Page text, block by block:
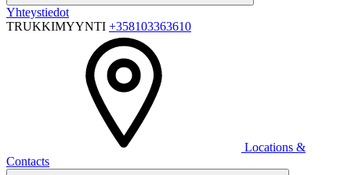
Yhteystiedot
TRUKKIMYYNTI +358103363610
Locations &
Contacts